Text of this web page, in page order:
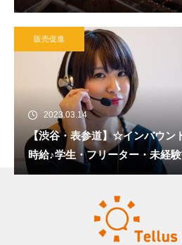
販売促進
2023.03.14
【渋谷・表参道】☆インバウン
時給♪学生・フリーター・未経